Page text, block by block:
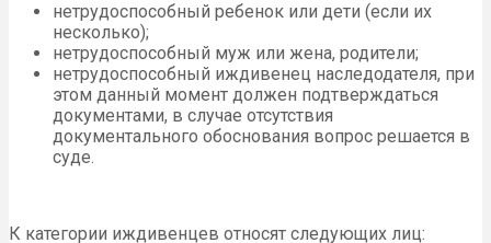
нетрудоспособный ребенок или дети (если их
несколько);
нетрудоспособный муж или жена, родители;
нетрудоспособный иждивенец наследодателя, при
этом данный момент должен подтверждаться
документами, в случае отсутствия
документального обоснования вопрос решается в
суде.
К категории иждивенцев относят следующих лиц: